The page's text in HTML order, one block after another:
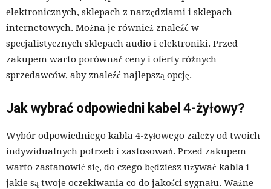
elektronicznych, sklepach z narzędziami i sklepach
internetowych. Można je również znaleźć w
specjalistycznych sklepach audio i elektroniki. Przed
zakupem warto porównać ceny i oferty różnych
sprzedawców, aby znaleźć najlepszą opcję.
Jak wybrać odpowiedni kabel 4-żyłowy?
Wybór odpowiedniego kabla 4-żyłowego zależy od twoich
indywidualnych potrzeb i zastosowań. Przed zakupem
warto zastanowić się, do czego będziesz używać kabla i
jakie są twoje oczekiwania co do jakości sygnału. Ważne